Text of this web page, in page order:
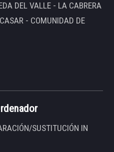
DEL VALLE - LA CABRERA
- COMUNIDAD DE
SUSTITUCIÓN IN